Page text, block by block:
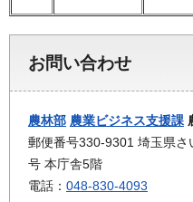
お問い合わせ
農林部 農業ビジネス支援課
郵便番号330-9301 埼玉県さ
号 本庁舎5階
電話： 048-830-4093